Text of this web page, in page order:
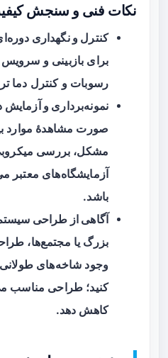
نکات فنی و سنجش
کنترل و نگهداری
برای بازبینی و
رسوبات و کنترل دما
نمونه‌برداری و
صورت مشاهدهٔ موارد
مشکل، بررسی
آزمایشگاه‌های معتبر
باشد.
آگاهی از طراحی
بزرگ یا مجتمع‌ها،
وجود شاخه‌های
کنید؛ طراحی مناسب
کاهش دهد.